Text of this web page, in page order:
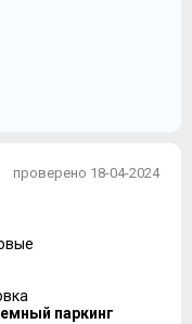
проверено 18-04-2024
паркинг